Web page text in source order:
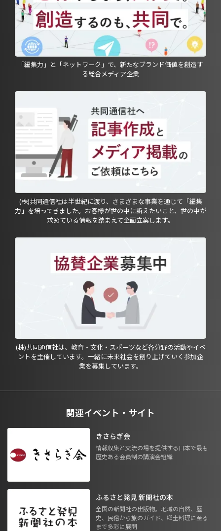
「編集力」と「ネットワーク」で、新たなブランド価値を創造す
る総合メディア企業
(株)共同通信社は半世紀に渡り、さまざまな事業を通じて「編集
力」を培ってきました。お客様が世の中に訴えたいこと、世の中が
求めている情報を踏まえて企画立案します。
(株)共同通信社は、教育・文化・スポーツなど各分野の活動やイベ
ントを主催しています。一緒に未来社会を創り上げていく参加企
業を募集しています。
関連イベント・サイト
きさらぎ会
情報収集と交流の場を提供する日本で最も
歴史ある会員制の講演会組織
ふるさと発見 新聞社の本
全国の新聞社の出版物。地域の自然、歴
史、民俗から旅のガイド、郷土料理に至る
まで多彩に展開